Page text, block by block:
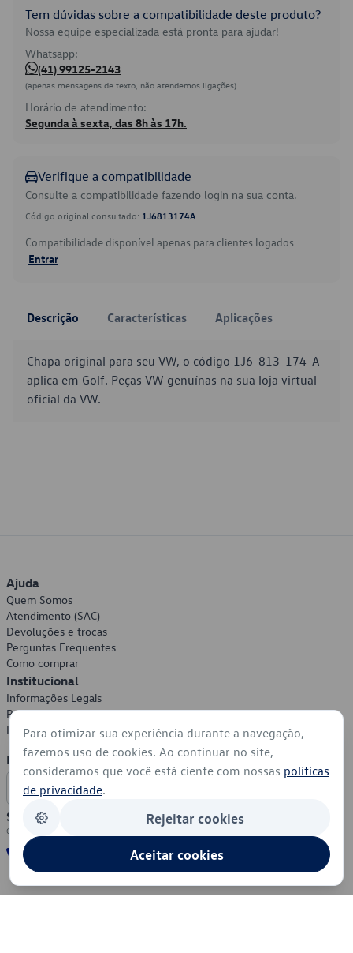
Tem dúvidas sobre a compatibilidade deste produto?
Nossa equipe especializada está pronta para ajudar!
Whatsapp:
(41) 99125-2143
(apenas mensagens de texto, não atendemos ligações)
Horário de atendimento:
Segunda à sexta, das 8h às 17h.
Verifique a compatibilidade
Consulte a compatibilidade fazendo login na sua conta.
Código original consultado: 1J6813174A
Compatibilidade disponível apenas para clientes logados.
Entrar
Descrição Características Aplicações
Chapa original para seu VW, o código 1J6-813-174-A
aplica em Golf. Peças VW genuínas na sua loja virtual
oficial da VW.
Ajuda
Quem Somos
Atendimento (SAC)
Devoluções e trocas
Perguntas Frequentes
Como comprar
Institucional
Informações Legais
Política de Privacidade
Política de Cookies
Formas de Pagamento
Segurança
Para otimizar sua experiência durante a navegação,
fazemos uso de cookies. Ao continuar no site,
consideramos que você está ciente com nossas políticas
de privacidade.
Rejeitar cookies
Aceitar cookies